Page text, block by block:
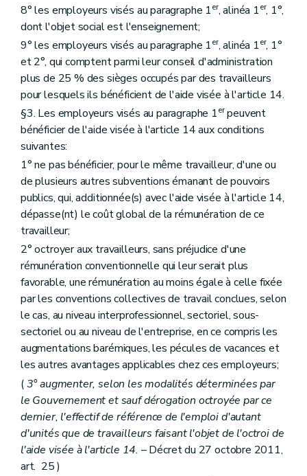
8° les employeurs visés au paragraphe 1er, alinéa 1er, 1°,
dont l'objet social est l'enseignement;
9° les employeurs visés au paragraphe 1er, alinéa 1er, 1°
et 2°, qui comptent parmi leur conseil d'administration
plus de 25 % des sièges occupés par des travailleurs
pour lesquels ils bénéficient de l'aide visée à l'article 14.
§3. Les employeurs visés au paragraphe 1erpeuvent
bénéficier de l'aide visée à l'article 14 aux conditions
suivantes:
1° ne pas bénéficier, pour le même travailleur, d'une ou
de plusieurs autres subventions émanant de pouvoirs
publics, qui, additionnée(s) avec l'aide visée à l'article 14,
dépasse(nt) le coût global de la rémunération de ce
travailleur;
2° octroyer aux travailleurs, sans préjudice d'une
rémunération conventionnelle qui leur serait plus
favorable, une rémunération au moins égale à celle fixée
par les conventions collectives de travail conclues, selon
le cas, au niveau interprofessionnel, sectoriel, sous-
sectoriel ou au niveau de l'entreprise, en ce compris les
augmentations barémiques, les pécules de vacances et
les autres avantages applicables chez ces employeurs;
(3° augmenter, selon les modalités déterminées par
le Gouvernement et sauf dérogation octroyée par ce
dernier, l'effectif de référence de l'emploi d'autant
d'unités que de travailleurs faisant l'objet de l'octroi de
l'aide visée à l'article 14. – Décret du 27 octobre 2011,
art. 25 )